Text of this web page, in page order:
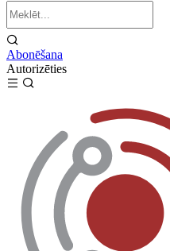
Abonēšana
Autorizēties